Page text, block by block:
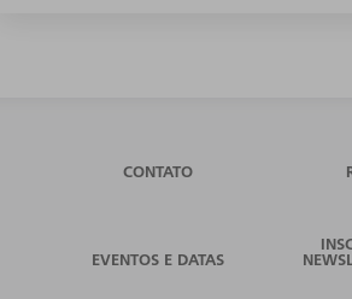
CONTATO
EVENTOS E DATAS